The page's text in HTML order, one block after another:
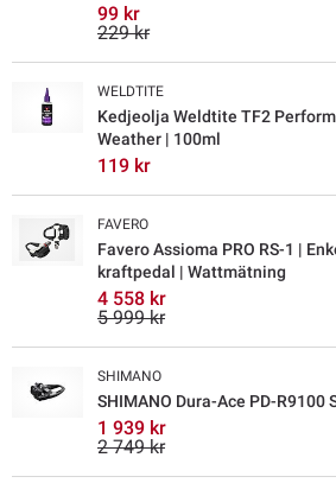
99 kr
229 kr
WELDTITE
Kedjeolja Weldtite TF2
Weather | 100ml
119 kr
FAVERO
Favero Assioma PRO RS-1 |
kraftpedal | Wattmätning
4 558 kr
5 999 kr
SHIMANO
SHIMANO Dura-Ace PD-R9100
1 939 kr
2 749 kr